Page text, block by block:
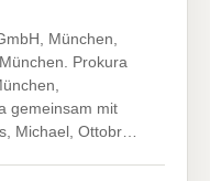
München,
Prokura
gemeinsam mit
Michael, Ottobr…